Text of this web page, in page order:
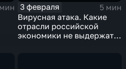
3 февраля
5 мин
Вирусная атака. Какие
отрасли российской
экономики не выдержат